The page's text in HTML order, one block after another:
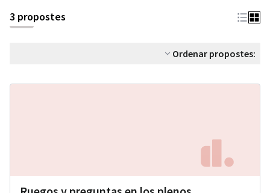
3 propostes
Ordenar propostes: